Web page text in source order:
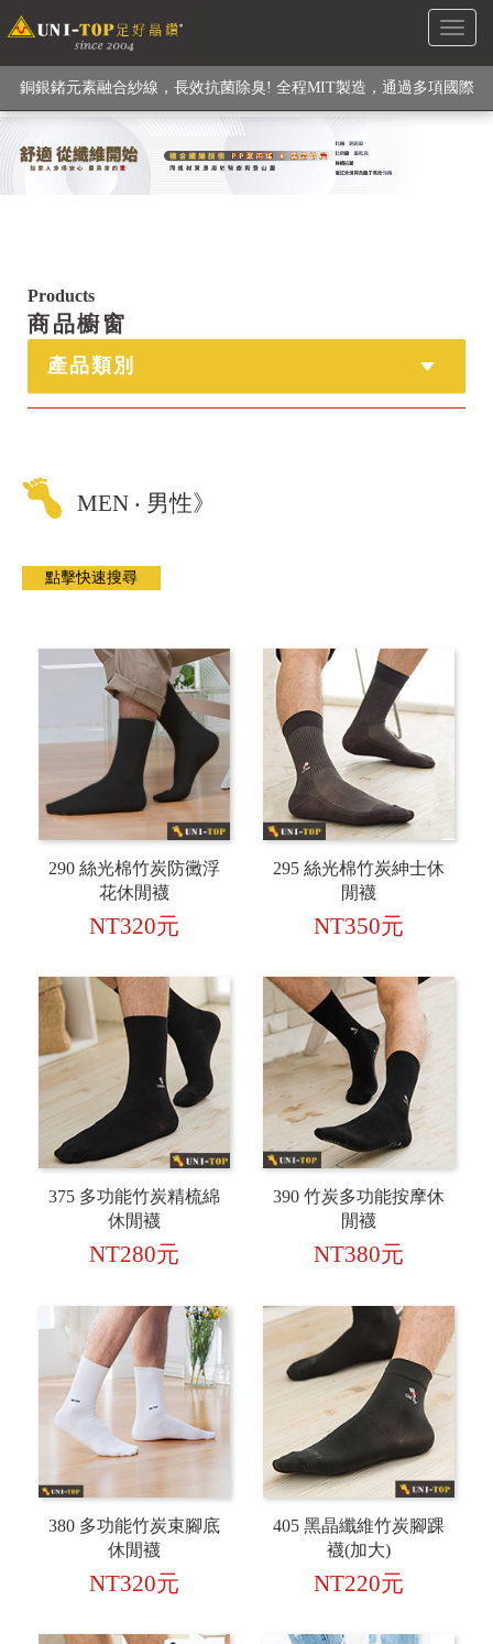
Toggle
級高性能纖維素材), 機能貼身衣物No. 1
銅銀鍺元素融合紗線，長效抗菌除臭! 全程MIT製造，通過多項國際
檢驗
【快來點我】H型銅銀纖維長效PP能量護膝! 支撐. 包覆感. 超透氣.
Products
商品櫥窗
產品類別
MEN ‧ 男性》
290 絲光棉竹炭防黴浮
花休閒襪
NT320元
295 絲光棉竹炭紳士休
閒襪
NT350元
375 多功能竹炭精梳綿
休閒襪
NT280元
390 竹炭多功能按摩休
閒襪
NT380元
380 多功能竹炭束腳底
休閒襪
NT320元
405 黑晶纖維竹炭腳踝
襪(加大)
NT220元